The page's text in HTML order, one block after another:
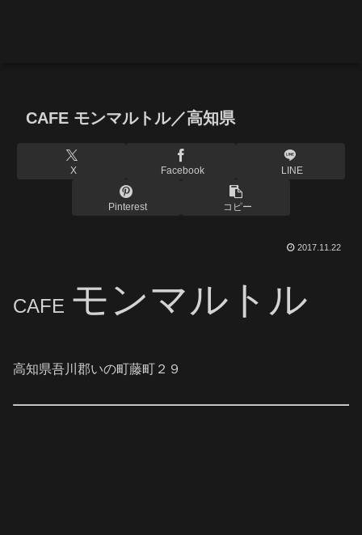
CAFE モンマルトル／高知県
X Facebook LINE
Pinterest コピー
2017.11.22
CAFE モンマルトル
高知県吾川郡いの町藤町２９